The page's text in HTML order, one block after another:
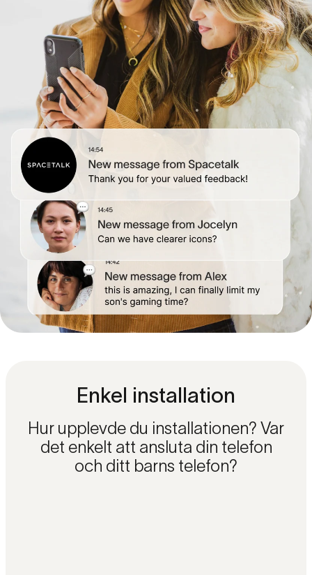
Enkel installation
Hur upplevde du installationen? Var
det enkelt att ansluta din telefon
och ditt barns telefon?